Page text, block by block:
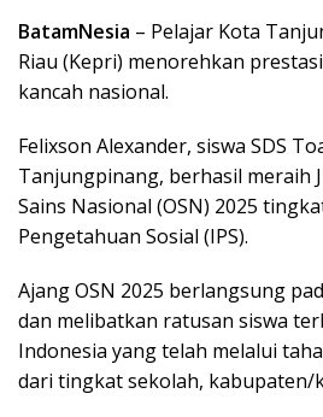
BatamNesia – Pelajar Kota
Riau (Kepri) menorehkan
kancah nasional.
Felixson Alexander, siswa SDS
Tanjungpinang, berhasil meraih
Sains Nasional (OSN) 2025
Pengetahuan Sosial (IPS).
Ajang OSN 2025 berlangsung
dan melibatkan ratusan siswa
Indonesia yang telah melalui
dari tingkat sekolah, kabupaten/